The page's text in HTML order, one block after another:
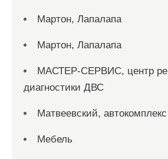
Мартон, Лапалапа
Мартон, Лапалапа
МАСТЕР-СЕРВИС, центр
диагностики ДВС
Матвеевский, автокомплекс
Мебель